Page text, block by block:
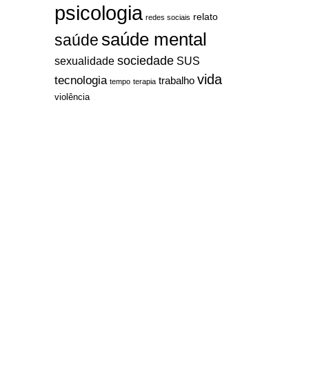
psicologia redes sociais relato
saúdesaúde mental
sexualidade sociedade SUS
tecnologia tempo terapia trabalho vida
violência